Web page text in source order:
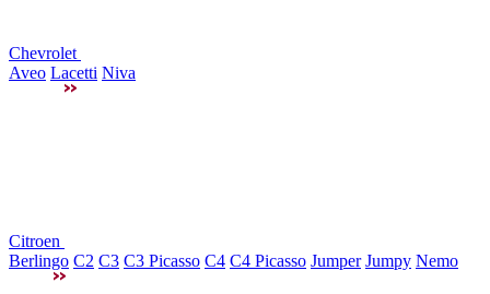
Chevrolet
Aveo Lacetti Niva
Citroen
Berlingo C2 C3 C3 Picasso C4 C4 Picasso Jumper Jumpy Nemo